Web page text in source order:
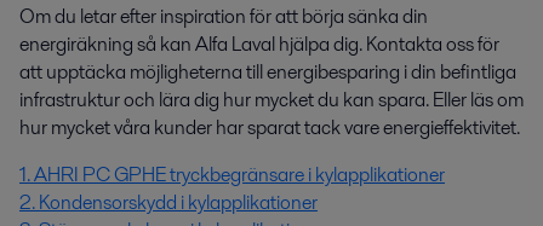
Om du letar efter inspiration för att börja sänka din
energiräkning så kan Alfa Laval hjälpa dig. Kontakta oss för
att upptäcka möjligheterna till energibesparing i din befintliga
infrastruktur och lära dig hur mycket du kan spara. Eller läs om
hur mycket våra kunder har sparat tack vare energieffektivitet.
1. AHRI PC GPHE tryckbegränsare i kylapplikationer
2. Kondensorskydd i kylapplikationer